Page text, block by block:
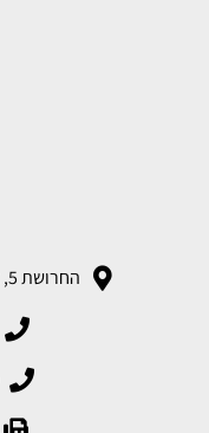
החרושת 5, א.ת סגולה, פתח תקווה 4900710